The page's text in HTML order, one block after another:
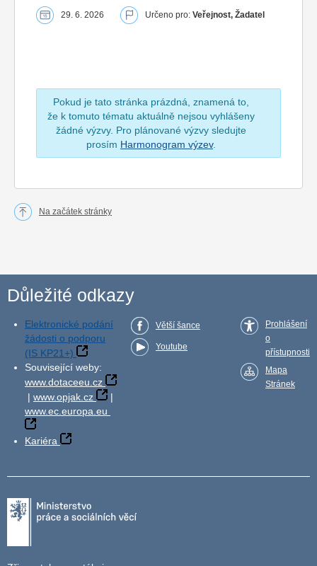
29. 6. 2026 Určeno pro: Veřejnost, Žadatel
Pokud je tato stránka prázdná, znamená to,
že k tomuto tématu aktuálně nejsou vyhlášeny
žádné výzvy. Pro plánované výzvy sledujte
prosím Harmonogram výzev.
Na začátek stránky
Důležité odkazy
Elektronické podání
žádosti o podporu
(IS KP21+)
Související weby:
www.dotaceeu.cz
| www.opjak.cz
|
www.ec.europa.eu
Kariéra
Větší šance
Youtube
Prohlášení
o
přístupnosti
Mapa
Stránek